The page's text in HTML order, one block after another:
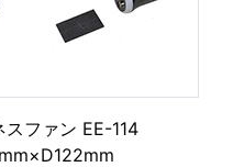
ファン EE-114